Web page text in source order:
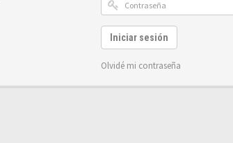
Iniciar sesión
Olvidé mi contraseña